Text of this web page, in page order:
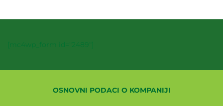
[mc4wp_form id="2489"]
OSNOVNI PODACI O KOMPANIJI